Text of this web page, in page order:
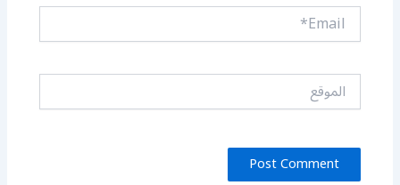
Email*
الموقع